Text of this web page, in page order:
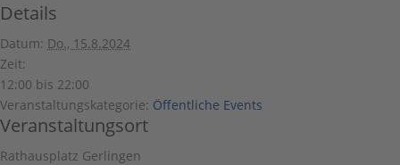
Details
Datum: Do., 15.8.2024
Zeit:
12:00 bis 22:00
Veranstaltungskategorie: Öffentliche Events
Veranstaltungsort
Rathausplatz Gerlingen